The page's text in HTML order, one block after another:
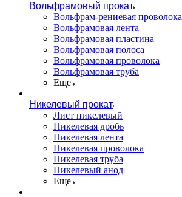
Вольфрамовый прокат
Вольфрам-рениевая проволока
Вольфрамовая лента
Вольфрамовая пластина
Вольфрамовая полоса
Вольфрамовая проволока
Вольфрамовая труба
Еще
Никелевый прокат
Лист никелевый
Никелевая дробь
Никелевая лента
Никелевая проволока
Никелевая труба
Никелевый анод
Еще